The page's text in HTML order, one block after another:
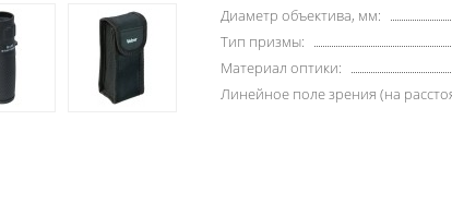
Диаметр объектива, мм:
Тип призмы:
Материал оптики:
Линейное поле зрения (на